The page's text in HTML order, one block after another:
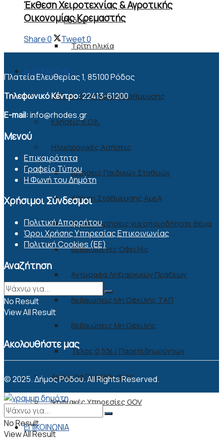
Ρόδου
Τρίτη ηλικία
e-ΔΗΜΟΤΗΣ
Έκδοση Εισιτηρίου Στάθμευσης
Κλήσεις Κ.Ο.Κ.
Ηλεκτρονικές Αιτήσεις
Αιτήσεις Παιδικών Σταθμών
Αίτηση Στάθμευσης ΑμεΑ
Γενικές Αιτήσεις για οποιοδήποτε θέμα
Βεβαιωμένες Οφειλές
Αντίγραφα Ληξιαρχικών Πράξεων
Βεβαιώσεις Μη Οφειλής ΤΑΠ
Βεβαιώσεις Μη Οφειλής
Τέλος 0,5% / Παρεπιδημούντων
Αναφορά Προβλήματος
Ψηφιακές Υπηρεσίες GOV
ΕΠΙΚΟΙΝΩΝΙΑ
Έκθεση Χειροτεχνίας & Αγροτικής
Οικονομίας Κρεμαστής
Share0 Tweet0
Πλατεία Ελευθερίας 1, 85100 Ρόδος
Τηλεφωνικό Κέντρο:22413-61200
E-mail:info@rhodes.gr
Μενού
Επικαιρότητα
Γραφείο Τύπου
Η Φωνή του Δημότη
Χρήσιμοι Σύνδεσμοι
Πολιτική Απορρήτου
Όροι Χρήσης Υπηρεσίας Επικοινωνίας
Πολιτική Cookies (ΕΕ)
Αναζήτηση
No Result
View All Result
Ακολουθήστε μας
© 2025. Δήμος Ρόδου. All Rights Reserved.
No Result
View All Result